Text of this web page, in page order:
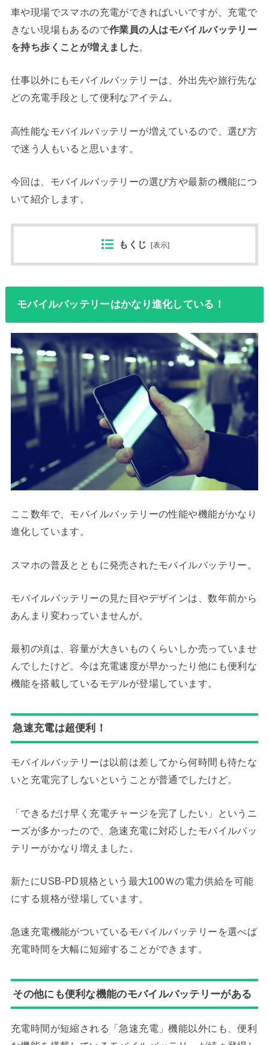
車や現場でスマホの充電ができればいいですが、充電で
きない現場もあるので作業員の人はモバイルバッテリー
を持ち歩くことが増えました。
仕事以外にもモバイルバッテリーは、外出先や旅行先な
どの充電手段として便利なアイテム。
高性能なモバイルバッテリーが増えているので、選び方
で迷う人もいると思います。
今回は、モバイルバッテリーの選び方や最新の機能につ
いて紹介します。
もくじ [表示]
モバイルバッテリーはかなり進化している！
ここ数年で、モバイルバッテリーの性能や機能がかなり
進化しています。
スマホの普及とともに発売されたモバイルバッテリー。
モバイルバッテリーの見た目やデザインは、数年前から
あんまり変わっていませんが。
最初の頃は、容量が大きいものくらいしか売っていませ
んでしたけど。今は充電速度が早かったり他にも便利な
機能を搭載しているモデルが登場しています。
急速充電は超便利！
モバイルバッテリーは以前は差してから何時間も待たな
いと充電完了しないということが普通でしたけど。
「できるだけ早く充電チャージを完了したい」というニ
ーズが多かったので、急速充電に対応したモバイルバッ
テリーがかなり増えました。
新たにUSB-PD規格という最大100Ｗの電力供給を可能
にする規格が登場しています。
急速充電機能がついているモバイルバッテリーを選べば
充電時間を大幅に短縮することができます。
その他にも便利な機能のモバイルバッテリーがある
充電時間が短縮される「急速充電」機能以外にも、便利